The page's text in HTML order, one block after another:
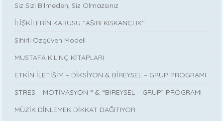
Siz Sizi Bilmeden, Siz Olmazsınız
İLİŞKİLERİN KABUSU ''AŞIRI KISKANÇLIK''
Sihirli Özgüven Modeli
MUSTAFA KILINÇ KİTAPLARI
ETKİN İLETİŞİM – DİKSİYON & BİREYSEL – GRUP PROGRAMI
STRES – MOTİVASYON “ & “BİREYSEL – GRUP” PROGRAMI
MÜZİK DİNLEMEK DİKKAT DAĞITIYOR